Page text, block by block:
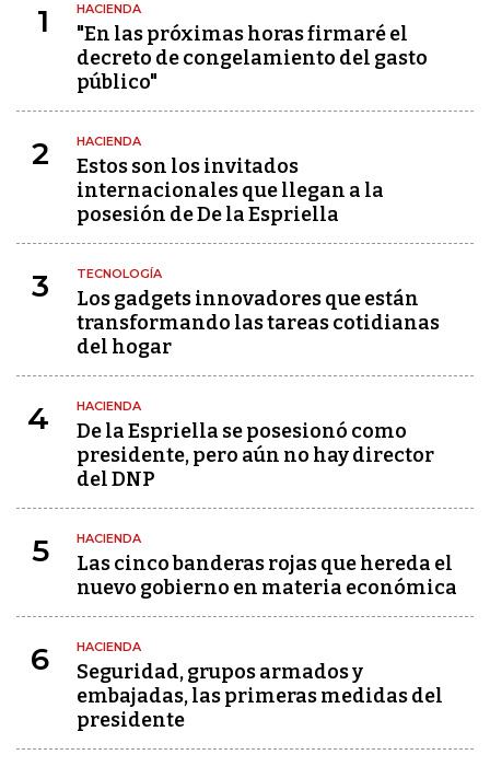
1 HACIENDA
"En las próximas horas firmaré el
decreto de congelamiento del gasto
público"
2 HACIENDA
Estos son los invitados
internacionales que llegan a la
posesión de De la Espriella
3 TECNOLOGÍA
Los gadgets innovadores que están
transformando las tareas cotidianas
del hogar
4 HACIENDA
De la Espriella se posesionó como
presidente, pero aún no hay director
del DNP
5 HACIENDA
Las cinco banderas rojas que hereda el
nuevo gobierno en materia económica
6 HACIENDA
Seguridad, grupos armados y
embajadas, las primeras medidas del
presidente